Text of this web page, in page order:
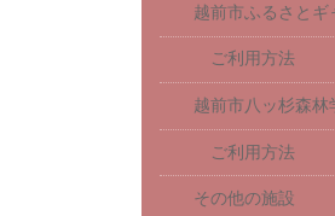
越前市ふるさとギ
ご利用方法
越前市八ッ杉森林
ご利用方法
その他の施設